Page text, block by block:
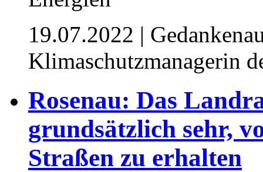
19.07.2022 |
Klimaschutzmanagerin
Rosenau: Das
grundsätzlich sehr,
Straßen zu erhalten